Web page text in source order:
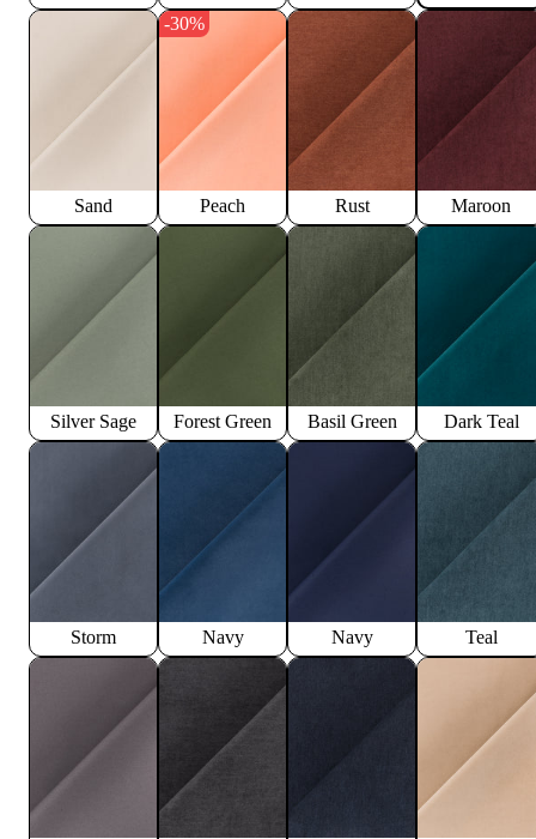
Sand
-30%
Peach Rust Maroon
Silver Sage Forest Green Basil Green Dark Teal
Storm Navy Navy Teal